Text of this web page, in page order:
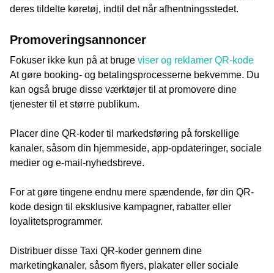
deres tildelte køretøj, indtil det når afhentningsstedet.
Promoveringsannoncer
Fokuser ikke kun på at bruge viser og reklamer QR-kode
At gøre booking- og betalingsprocesserne bekvemme. Du
kan også bruge disse værktøjer til at promovere dine
tjenester til et større publikum.
Placer dine QR-koder til markedsføring på forskellige
kanaler, såsom din hjemmeside, app-opdateringer, sociale
medier og e-mail-nyhedsbreve.
For at gøre tingene endnu mere spændende, før din QR-
kode design til eksklusive kampagner, rabatter eller
loyalitetsprogrammer.
Distribuer disse Taxi QR-koder gennem dine
marketingkanaler, såsom flyers, plakater eller sociale